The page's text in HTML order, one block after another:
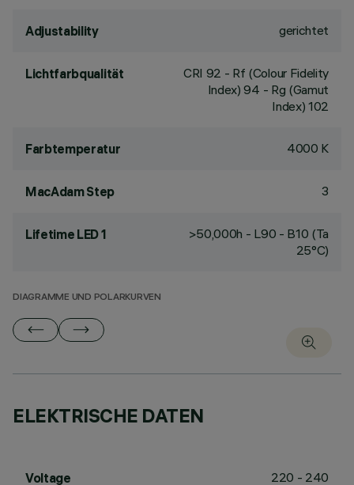
Adjustability gerichtet
Lichtfarbqualität CRI 92 - Rf (Colour Fidelity
Index) 94 - Rg (Gamut
Index) 102
Farbtemperatur 4000 K
MacAdam Step 3
Lifetime LED 1
>50,000h - L90 - B10 (Ta
25°C)
DIAGRAMME UND POLARKURVEN
ELEKTRISCHE DATEN
Voltage 220 - 240